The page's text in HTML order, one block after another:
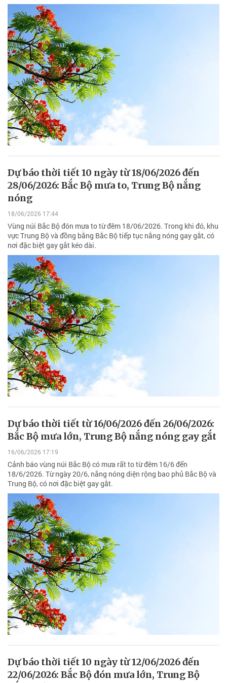
Dự báo thời tiết 10 ngày từ 18/06/2026 đến
28/06/2026: Bắc Bộ mưa to, Trung Bộ nắng
nóng
18/06/2026 17:44
Vùng núi Bắc Bộ đón mưa to từ đêm 18/06/2026. Trong khi đó, khu
vực Trung Bộ và đồng bằng Bắc Bộ tiếp tục nắng nóng gay gắt, có
nơi đặc biệt gay gắt kéo dài.
Dự báo thời tiết từ 16/06/2026 đến 26/06/2026:
Bắc Bộ mưa lớn, Trung Bộ nắng nóng gay gắt
16/06/2026 17:19
Cảnh báo vùng núi Bắc Bộ có mưa rất to từ đêm 16/6 đến
18/6/2026. Từ ngày 20/6, nắng nóng diện rộng bao phủ Bắc Bộ và
Trung Bộ, có nơi đặc biệt gay gắt.
Dự báo thời tiết 10 ngày từ 12/06/2026 đến
22/06/2026: Bắc Bộ đón mưa lớn, Trung Bộ